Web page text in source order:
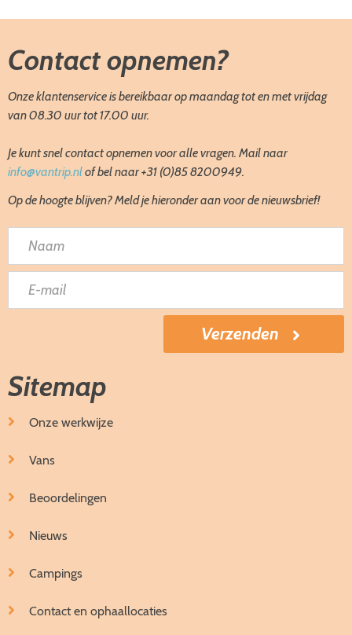
Contact opnemen?
Onze klantenservice is bereikbaar op maandag tot en met vrijdag
van 08.30 uur tot 17.00 uur.
Je kunt snel contact opnemen voor alle vragen. Mail naar
info@vantrip.nlof bel naar +31 (0)85 8200949.
Op de hoogte blijven? Meld je hieronder aan voor de nieuwsbrief!
Sitemap
Onze werkwijze
Vans
Beoordelingen
Nieuws
Campings
Contact en ophaallocaties